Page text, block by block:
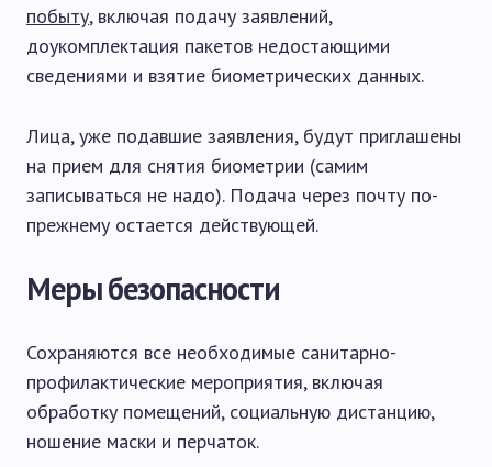
побыту, включая подачу заявлений,
доукомплектация пакетов недостающими
сведениями и взятие биометрических данных.
Лица, уже подавшие заявления, будут приглашены
на прием для снятия биометрии (самим
записываться не надо). Подача через почту по-
прежнему остается действующей.
Меры безопасности
Сохраняются все необходимые санитарно-
профилактические мероприятия, включая
обработку помещений, социальную дистанцию,
ношение маски и перчаток.